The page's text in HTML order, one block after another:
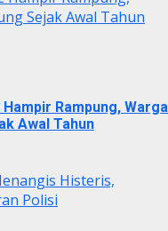
Sejak Awal Tahun
Rampung, Warga
Awal Tahun
Histeris,
Polisi